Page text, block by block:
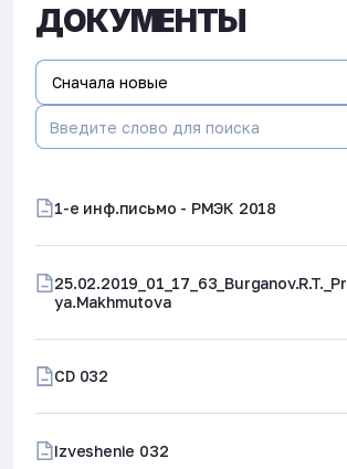
ДОКУМЕНТЫ
Сначала новые
1-е инф.письмо - РМЭК 2018
ya.Makhmutova
CD 032
Izveshenie 032